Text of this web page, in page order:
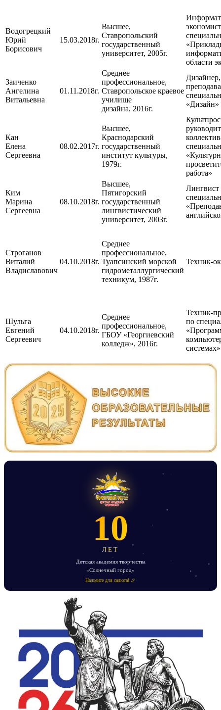
Водогрецкий
Юрий
Борисович
15.03.2018г.
Высшее,
Ставропольский
государственный
университет, 2005г.
области
Заиченко
Ангелина
Витальевна
01.11.2018г.
Среднее
профессиональное,
Ставропольское краевое
училище
дизайна, 2016г.
Дизайнер,
«Дизайн»
Кан
Елена
Сергеевна
08.02.2017г.
Высшее,
Краснодарский
государственный
институт культуры,
1979г.
работа»
Ким
Марина
Сергеевна
08.10.2018г.
Высшее,
Пятигорский
государственный
лингвистический
университет, 2003г.
Лингвист
Строганов
Виталий
Владиславович
04.10.2018г.
Среднее
профессиональное,
Туапсинский морской
гидрометаллургический
техникум, 1987г.
Техник-
Шульга
Евгений
Сергеевич
04.10.2018г.
Среднее
профессиональное,
ГБОУ «Георгиевский
колледж», 2016г.
Техник-
по
системах»
10
ЛЕТ
Детская академия творчества
«Солнечный город»
Нажмите для салюта! 🎉